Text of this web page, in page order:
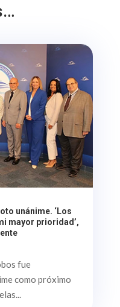
unánime. ‘Los
mayor prioridad’,
fue
como próximo